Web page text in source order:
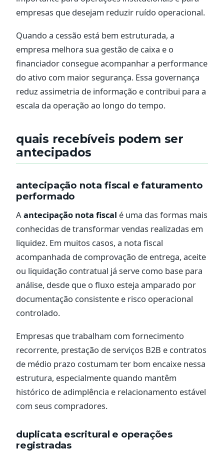
empresas que desejam reduzir ruído operacional.
Quando a cessão está bem estruturada, a
empresa melhora sua gestão de caixa e o
financiador consegue acompanhar a performance
do ativo com maior segurança. Essa governança
reduz assimetria de informação e contribui para a
escala da operação ao longo do tempo.
quais recebíveis podem ser
antecipados
antecipação nota fiscal e faturamento
performado
Aantecipação nota fiscal é uma das formas mais
conhecidas de transformar vendas realizadas em
liquidez. Em muitos casos, a nota fiscal
acompanhada de comprovação de entrega, aceite
ou liquidação contratual já serve como base para
análise, desde que o fluxo esteja amparado por
documentação consistente e risco operacional
controlado.
Empresas que trabalham com fornecimento
recorrente, prestação de serviços B2B e contratos
de médio prazo costumam ter bom encaixe nessa
estrutura, especialmente quando mantêm
histórico de adimplência e relacionamento estável
com seus compradores.
duplicata escritural e operações
registradas